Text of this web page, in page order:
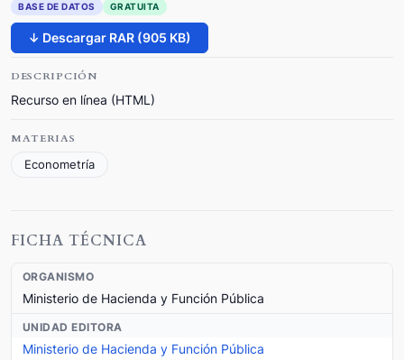
BASE DE DATOS GRATUITA
↓ Descargar RAR (905 KB)
DESCRIPCIÓN
Recurso en línea (HTML)
MATERIAS
Econometría
FICHA TÉCNICA
ORGANISMO
Ministerio de Hacienda y Función Pública
UNIDAD EDITORA
Ministerio de Hacienda y Función Pública